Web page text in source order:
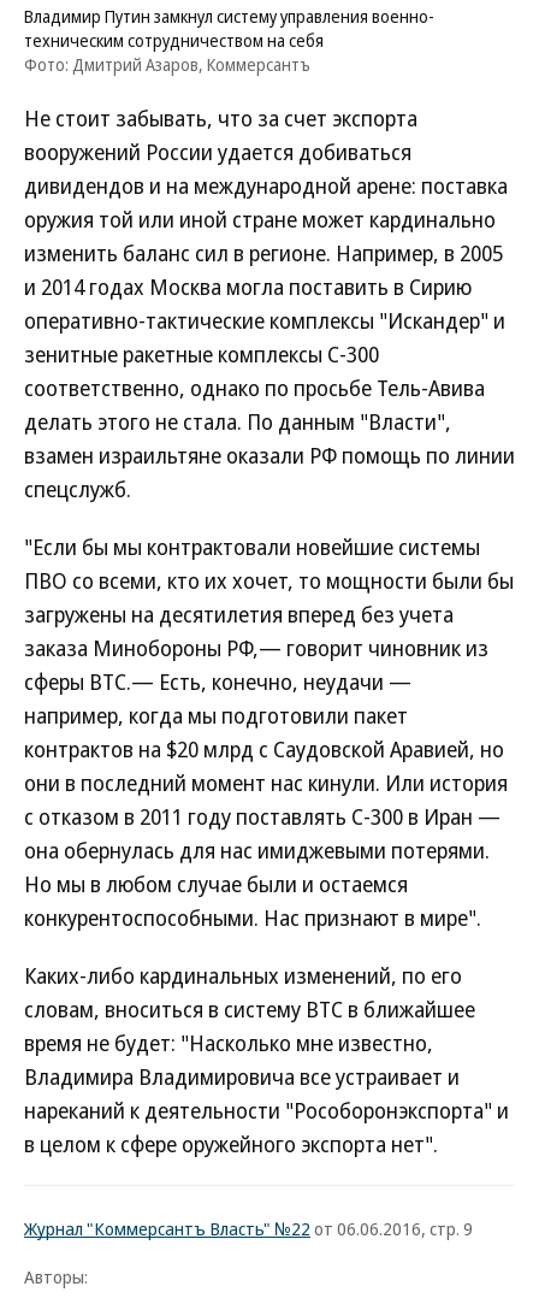
Владимир Путин замкнул систему управления военно-
техническим сотрудничеством на себя
Фото: Дмитрий Азаров, Коммерсантъ
Не стоит забывать, что за счет экспорта
вооружений России удается добиваться
дивидендов и на международной арене: поставка
оружия той или иной стране может кардинально
изменить баланс сил в регионе. Например, в 2005
и 2014 годах Москва могла поставить в Сирию
оперативно-тактические комплексы "Искандер" и
зенитные ракетные комплексы С-300
соответственно, однако по просьбе Тель-Авива
делать этого не стала. По данным "Власти",
взамен израильтяне оказали РФ помощь по линии
спецслужб.
"Если бы мы контрактовали новейшие системы
ПВО со всеми, кто их хочет, то мощности были бы
загружены на десятилетия вперед без учета
заказа Минобороны РФ,— говорит чиновник из
сферы ВТС.— Есть, конечно, неудачи —
например, когда мы подготовили пакет
контрактов на $20 млрд с Саудовской Аравией, но
они в последний момент нас кинули. Или история
с отказом в 2011 году поставлять С-300 в Иран —
она обернулась для нас имиджевыми потерями.
Но мы в любом случае были и остаемся
конкурентоспособными. Нас признают в мире".
Каких-либо кардинальных изменений, по его
словам, вноситься в систему ВТС в ближайшее
время не будет: "Насколько мне известно,
Владимира Владимировича все устраивает и
нареканий к деятельности "Рособоронэкспорта" и
в целом к сфере оружейного экспорта нет".
Журнал "Коммерсантъ Власть" №22 от 06.06.2016, стр. 9
Авторы: